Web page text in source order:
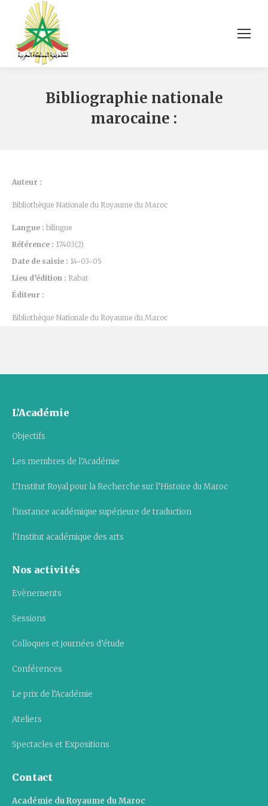
Bibliographie nationale
marocaine :
Auteur :
Bibliothèque Nationale du Royaume du Maroc
Langue : bilingue
Référence : 17403(2)
Date de saisie : 14-03-05
Lieu d’édition : Rabat
Éditeur :
Bibliothèque Nationale du Royaume du Maroc
L’Académie
Objectifs
Les membres de l’Académie
L’Institut Royal pour la Recherche sur l’Histoire du Maroc
l’instance académique supérieure de traduction
l’Institut académique des arts
Nos activités
Evènements
Sessions
Colloques et journées d’étude
Conférences
Le prix de l’Académie
Ateliers
Spectacles et Expositions
Contact
Académie du Royaume du Maroc